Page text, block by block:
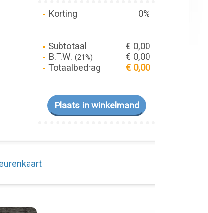
Korting 0%
Subtotaal
€ 0,00
B.T.W. (21%)
€ 0,00
Totaalbedrag
€ 0,00